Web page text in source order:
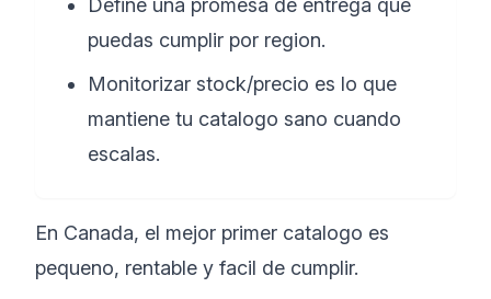
Define una promesa de entrega que
puedas cumplir por region.
Monitorizar stock/precio es lo que
mantiene tu catalogo sano cuando
escalas.
En Canada, el mejor primer catalogo es
pequeno, rentable y facil de cumplir.